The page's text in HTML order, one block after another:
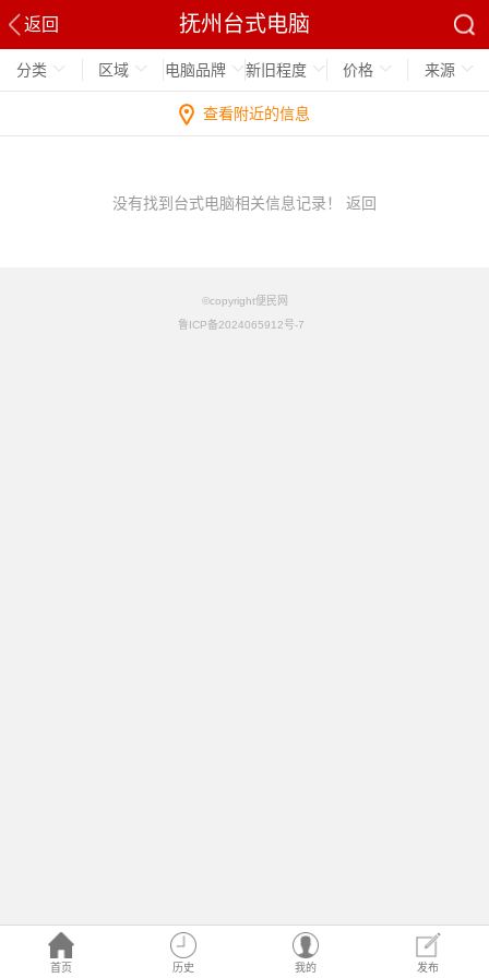
返回 抚州台式电脑
首页 历史 我的 发布
分类 区域 电脑品牌 新旧程度 价格 来源
查看附近的信息
没有找到台式电脑相关信息记录！ 返回
©copyright便民网
鲁ICP备2024065912号-7